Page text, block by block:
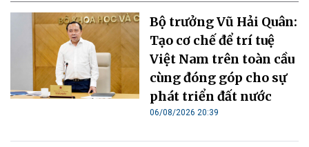
Bộ trưởng Vũ Hải Quân:
Tạo cơ chế để trí tuệ
Việt Nam trên toàn cầu
cùng đóng góp cho sự
phát triển đất nước
06/08/2026 20:39